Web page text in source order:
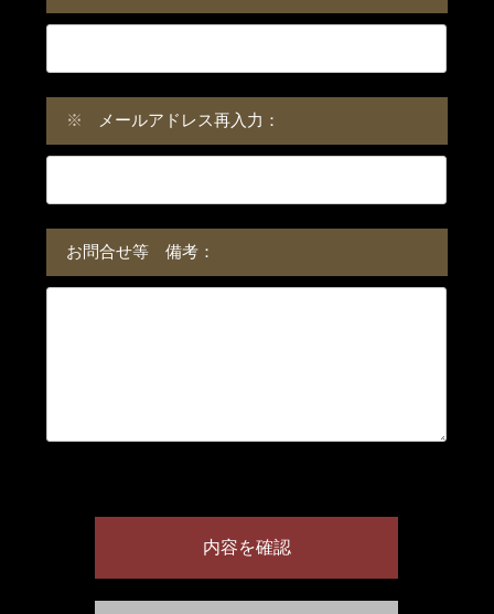
※ メールアドレス再入力：
お問合せ等 備考：